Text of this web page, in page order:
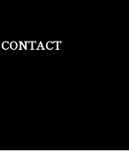
CONTACT